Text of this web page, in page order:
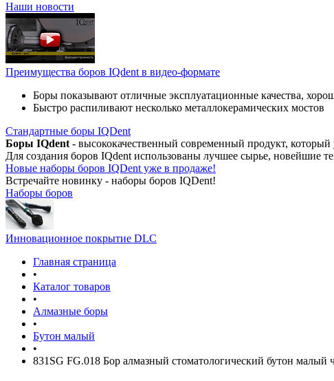
Наши новости
Преимущества боров IQdent в видео-формате
Боры показывают отличные эксплуатационные качества,
Быстро распиливают несколько металлокерамических мостов
Стандартные боры IQDent
Боры IQdent - высококачественный современный продукт,
Для создания боров IQdent использованы лучшее сырье, новейшие
Новые наборы боров IQDent уже в продаже!
Встречайте новинку - наборы боров IQDent!
Наборы боров
Инновационное покрытие DLC
Главная страница
•
Каталог товаров
•
Алмазные боры
•
Бутон малый
•
831SG FG.018 Бор алмазный стоматологический бутон малый